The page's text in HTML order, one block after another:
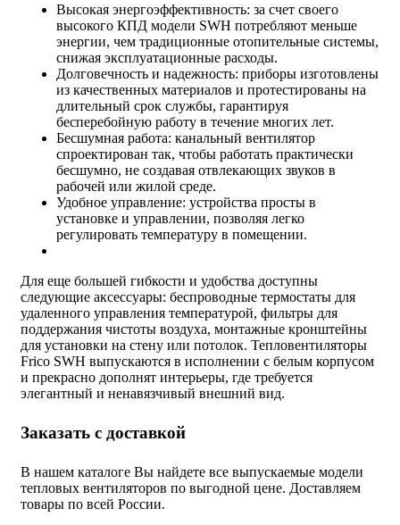
Высокая энергоэффективность: за счет своего
высокого КПД модели SWH потребляют меньше
энергии, чем традиционные отопительные системы,
снижая эксплуатационные расходы.
Долговечность и надежность: приборы изготовлены
из качественных материалов и протестированы на
длительный срок службы, гарантируя
бесперебойную работу в течение многих лет.
Бесшумная работа: канальный вентилятор
спроектирован так, чтобы работать практически
бесшумно, не создавая отвлекающих звуков в
рабочей или жилой среде.
Удобное управление: устройства просты в
установке и управлении, позволяя легко
регулировать температуру в помещении.
Для еще большей гибкости и удобства доступны
следующие аксессуары: беспроводные термостаты для
удаленного управления температурой, фильтры для
поддержания чистоты воздуха, монтажные кронштейны
для установки на стену или потолок. Тепловентиляторы
Frico SWH выпускаются в исполнении с белым корпусом
и прекрасно дополнят интерьеры, где требуется
элегантный и ненавязчивый внешний вид.
Заказать с доставкой
В нашем каталоге Вы найдете все выпускаемые модели
тепловых вентиляторов по выгодной цене. Доставляем
товары по всей России.